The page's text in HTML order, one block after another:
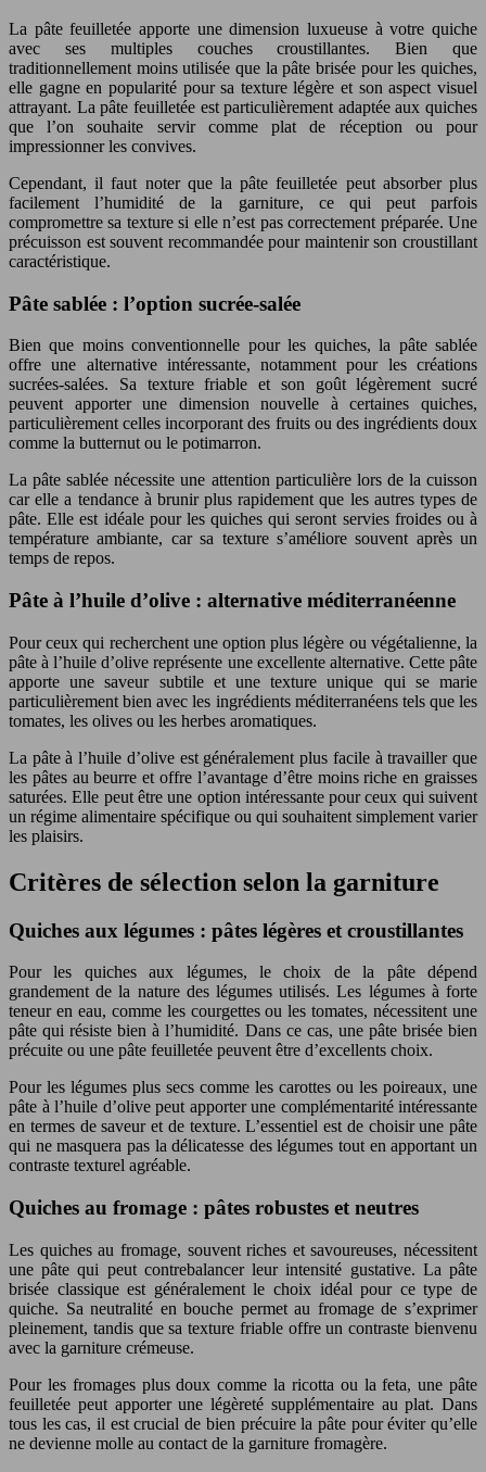
La pâte feuilletée apporte une dimension luxueuse à votre quiche
avec ses multiples couches croustillantes. Bien que
traditionnellement moins utilisée que la pâte brisée pour les quiches,
elle gagne en popularité pour sa texture légère et son aspect visuel
attrayant. La pâte feuilletée est particulièrement adaptée aux quiches
que l’on souhaite servir comme plat de réception ou pour
impressionner les convives.
Cependant, il faut noter que la pâte feuilletée peut absorber plus
facilement l’humidité de la garniture, ce qui peut parfois
compromettre sa texture si elle n’est pas correctement préparée. Une
précuisson est souvent recommandée pour maintenir son croustillant
caractéristique.
Pâte sablée : l’option sucrée-salée
Bien que moins conventionnelle pour les quiches, la pâte sablée
offre une alternative intéressante, notamment pour les créations
sucrées-salées. Sa texture friable et son goût légèrement sucré
peuvent apporter une dimension nouvelle à certaines quiches,
particulièrement celles incorporant des fruits ou des ingrédients doux
comme la butternut ou le potimarron.
La pâte sablée nécessite une attention particulière lors de la cuisson
car elle a tendance à brunir plus rapidement que les autres types de
pâte. Elle est idéale pour les quiches qui seront servies froides ou à
température ambiante, car sa texture s’améliore souvent après un
temps de repos.
Pâte à l’huile d’olive : alternative méditerranéenne
Pour ceux qui recherchent une option plus légère ou végétalienne, la
pâte à l’huile d’olive représente une excellente alternative. Cette pâte
apporte une saveur subtile et une texture unique qui se marie
particulièrement bien avec les ingrédients méditerranéens tels que les
tomates, les olives ou les herbes aromatiques.
La pâte à l’huile d’olive est généralement plus facile à travailler que
les pâtes au beurre et offre l’avantage d’être moins riche en graisses
saturées. Elle peut être une option intéressante pour ceux qui suivent
un régime alimentaire spécifique ou qui souhaitent simplement varier
les plaisirs.
Critères de sélection selon la garniture
Quiches aux légumes : pâtes légères et croustillantes
Pour les quiches aux légumes, le choix de la pâte dépend
grandement de la nature des légumes utilisés. Les légumes à forte
teneur en eau, comme les courgettes ou les tomates, nécessitent une
pâte qui résiste bien à l’humidité. Dans ce cas, une pâte brisée bien
précuite ou une pâte feuilletée peuvent être d’excellents choix.
Pour les légumes plus secs comme les carottes ou les poireaux, une
pâte à l’huile d’olive peut apporter une complémentarité intéressante
en termes de saveur et de texture. L’essentiel est de choisir une pâte
qui ne masquera pas la délicatesse des légumes tout en apportant un
contraste texturel agréable.
Quiches au fromage : pâtes robustes et neutres
Les quiches au fromage, souvent riches et savoureuses, nécessitent
une pâte qui peut contrebalancer leur intensité gustative. La pâte
brisée classique est généralement le choix idéal pour ce type de
quiche. Sa neutralité en bouche permet au fromage de s’exprimer
pleinement, tandis que sa texture friable offre un contraste bienvenu
avec la garniture crémeuse.
Pour les fromages plus doux comme la ricotta ou la feta, une pâte
feuilletée peut apporter une légèreté supplémentaire au plat. Dans
tous les cas, il est crucial de bien précuire la pâte pour éviter qu’elle
ne devienne molle au contact de la garniture fromagère.